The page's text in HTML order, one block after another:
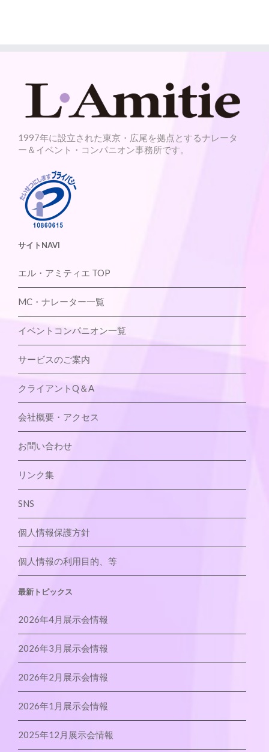
1997年に設立された東京・広尾を拠点とするナレータ
ー＆イベント・コンパニオン事務所です。
サイトNAVI
エル・アミティエ TOP
MC・ナレーター一覧
イベントコンパニオン一覧
サービスのご案内
クライアントQ＆A
会社概要・アクセス
お問い合わせ
リンク集
SNS
個人情報保護方針
個人情報の利用目的、等
最新トピックス
2026年4月展示会情報
2026年3月展示会情報
2026年2月展示会情報
2026年1月展示会情報
2025年12月展示会情報